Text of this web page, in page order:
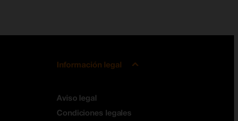
Información legal
Aviso legal
Condiciones legales